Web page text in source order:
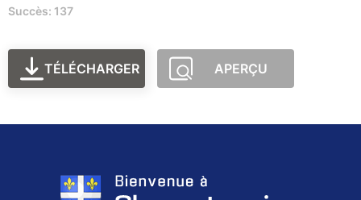
Succès: 137
TÉLÉCHARGER APERÇU